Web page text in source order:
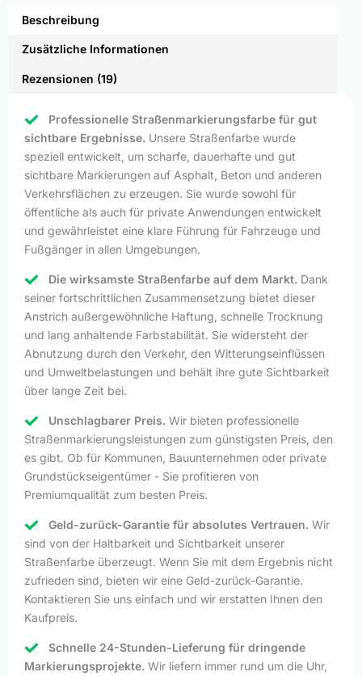
Beschreibung
Zusätzliche Informationen
Rezensionen (19)
Professionelle Straßenmarkierungsfarbe für gut
sichtbare Ergebnisse. Unsere Straßenfarbe wurde
speziell entwickelt, um scharfe, dauerhafte und gut
sichtbare Markierungen auf Asphalt, Beton und anderen
Verkehrsflächen zu erzeugen. Sie wurde sowohl für
öffentliche als auch für private Anwendungen entwickelt
und gewährleistet eine klare Führung für Fahrzeuge und
Fußgänger in allen Umgebungen.
Die wirksamste Straßenfarbe auf dem Markt. Dank
seiner fortschrittlichen Zusammensetzung bietet dieser
Anstrich außergewöhnliche Haftung, schnelle Trocknung
und lang anhaltende Farbstabilität. Sie widersteht der
Abnutzung durch den Verkehr, den Witterungseinflüssen
und Umweltbelastungen und behält ihre gute Sichtbarkeit
über lange Zeit bei.
Unschlagbarer Preis. Wir bieten professionelle
Straßenmarkierungsleistungen zum günstigsten Preis, den
es gibt. Ob für Kommunen, Bauunternehmen oder private
Grundstückseigentümer - Sie profitieren von
Premiumqualität zum besten Preis.
Geld-zurück-Garantie für absolutes Vertrauen. Wir
sind von der Haltbarkeit und Sichtbarkeit unserer
Straßenfarbe überzeugt. Wenn Sie mit dem Ergebnis nicht
zufrieden sind, bieten wir eine Geld-zurück-Garantie.
Kontaktieren Sie uns einfach und wir erstatten Ihnen den
Kaufpreis.
Schnelle 24-Stunden-Lieferung für dringende
Markierungsprojekte. Wir liefern immer rund um die Uhr,